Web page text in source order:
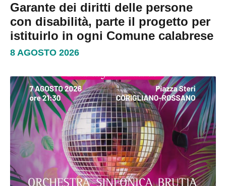
Garante dei diritti delle persone
con disabilità, parte il progetto per
istituirlo in ogni Comune calabrese
8 AGOSTO 2026